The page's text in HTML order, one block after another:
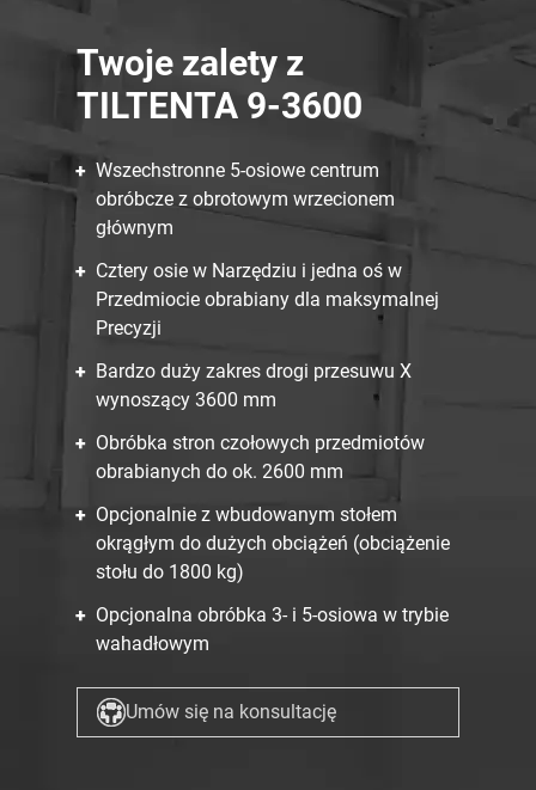
Twoje zalety z
TILTENTA 9-3600
Wszechstronne 5-osiowe centrum
obróbcze z obrotowym wrzecionem
głównym
Cztery osie w Narzędziu i jedna oś w
Przedmiocie obrabiany dla maksymalnej
Precyzji
Bardzo duży zakres drogi przesuwu X
wynoszący 3600 mm
Obróbka stron czołowych przedmiotów
obrabianych do ok. 2600 mm
Opcjonalnie z wbudowanym stołem
okrągłym do dużych obciążeń (obciążenie
stołu do 1800 kg)
Opcjonalna obróbka 3- i 5-osiowa w trybie
wahadłowym
Umów się na konsultację